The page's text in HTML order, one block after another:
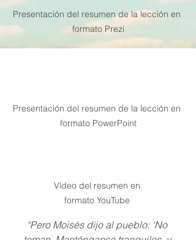
Presentación del resumen de la lección en
formato Prezi
Presentación del resumen de la lección en
formato PowerPoint
Vídeo del resumen en
formato YouTube
“Pero Moisés dijo al pueblo: ‘No